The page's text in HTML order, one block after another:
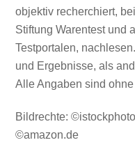
objektiv recherchiert,
Stiftung Warentest und
Testportalen,
und Ergebnisse, als
Alle Angaben sind ohne
Bildrechte:
©amazon.de